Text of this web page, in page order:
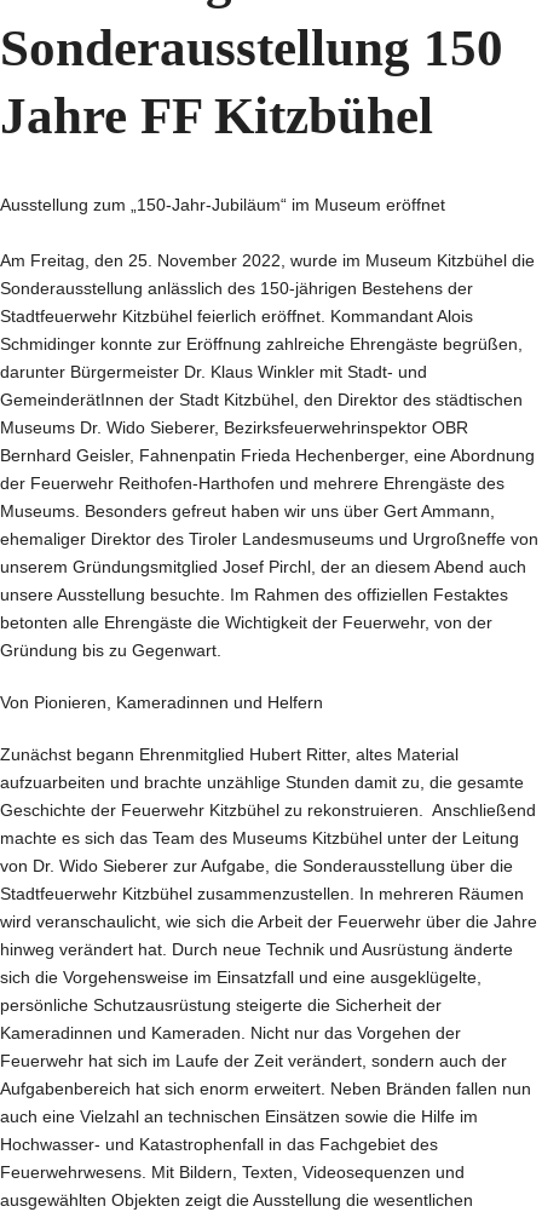
Sonderausstellung 150
Jahre FF Kitzbühel
Ausstellung zum „150-Jahr-Jubiläum“ im Museum eröffnet
Am Freitag, den 25. November 2022, wurde im Museum Kitzbühel die
Sonderausstellung anlässlich des 150-jährigen Bestehens der
Stadtfeuerwehr Kitzbühel feierlich eröffnet. Kommandant Alois
Schmidinger konnte zur Eröffnung zahlreiche Ehrengäste begrüßen,
darunter Bürgermeister Dr. Klaus Winkler mit Stadt- und
GemeinderätInnen der Stadt Kitzbühel, den Direktor des städtischen
Museums Dr. Wido Sieberer, Bezirksfeuerwehrinspektor OBR
Bernhard Geisler, Fahnenpatin Frieda Hechenberger, eine Abordnung
der Feuerwehr Reithofen-Harthofen und mehrere Ehrengäste des
Museums. Besonders gefreut haben wir uns über Gert Ammann,
ehemaliger Direktor des Tiroler Landesmuseums und Urgroßneffe von
unserem Gründungsmitglied Josef Pirchl, der an diesem Abend auch
unsere Ausstellung besuchte. Im Rahmen des offiziellen Festaktes
betonten alle Ehrengäste die Wichtigkeit der Feuerwehr, von der
Gründung bis zu Gegenwart.
Von Pionieren, Kameradinnen und Helfern
Zunächst begann Ehrenmitglied Hubert Ritter, altes Material
aufzuarbeiten und brachte unzählige Stunden damit zu, die gesamte
Geschichte der Feuerwehr Kitzbühel zu rekonstruieren. Anschließend
machte es sich das Team des Museums Kitzbühel unter der Leitung
von Dr. Wido Sieberer zur Aufgabe, die Sonderausstellung über die
Stadtfeuerwehr Kitzbühel zusammenzustellen. In mehreren Räumen
wird veranschaulicht, wie sich die Arbeit der Feuerwehr über die Jahre
hinweg verändert hat. Durch neue Technik und Ausrüstung änderte
sich die Vorgehensweise im Einsatzfall und eine ausgeklügelte,
persönliche Schutzausrüstung steigerte die Sicherheit der
Kameradinnen und Kameraden. Nicht nur das Vorgehen der
Feuerwehr hat sich im Laufe der Zeit verändert, sondern auch der
Aufgabenbereich hat sich enorm erweitert. Neben Bränden fallen nun
auch eine Vielzahl an technischen Einsätzen sowie die Hilfe im
Hochwasser- und Katastrophenfall in das Fachgebiet des
Feuerwehrwesens. Mit Bildern, Texten, Videosequenzen und
ausgewählten Objekten zeigt die Ausstellung die wesentlichen